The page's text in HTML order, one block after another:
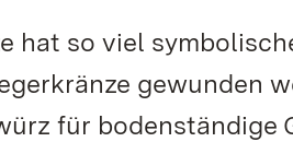
hat so viel
gewunden
für bodenständige